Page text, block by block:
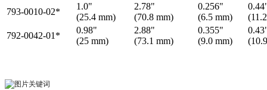
793-0010-02*
1.0"
(25.4 mm)
2.78"
(70.8 mm)
0.256"
(6.5 mm)
792-0042-01*
0.98"
(25 mm)
2.88"
(73.1 mm)
0.355"
(9.0 mm)